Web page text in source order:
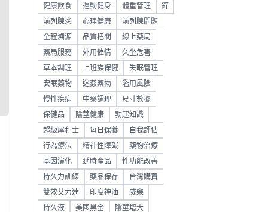
健康飲食 運動健身 體重管理 鋅
前列腺炎 心理健康 前列腺問題
全程溯源 品質把關 線上藥局
藥局服務 外用催情 久坐危害
草本調理 上班族保健 失眠管理
安眠藥物 迷姦藥物 濫用風險
慢性疾病 中藥調理 尺寸數據
保健品 陰莖健康 勃起知識
超級犀利士 每日保養 自我評估
行為療法 精神性障礙 藥物治療
基因演化 延時產品 性功能改善
持久力訓練 藥品保存 台灣購買
雙效艾力達 印度神油 威樂
持久液 美國黑金 陰莖增大